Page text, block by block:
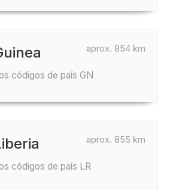
aprox. 854 km
códigos de país GN
aprox. 855 km
códigos de país LR